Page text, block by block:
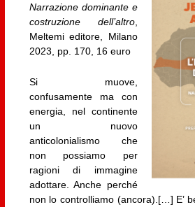
Narrazione dominante e
costruzione dell’altro,
Meltemi editore, Milano
2023, pp. 170, 16 euro
Si muove,
confusamente ma con
energia, nel continente
un nuovo
anticolonialismo che
non possiamo per
ragioni di immagine
adottare. Anche perché
non lo controlliamo (ancora).[…] E’